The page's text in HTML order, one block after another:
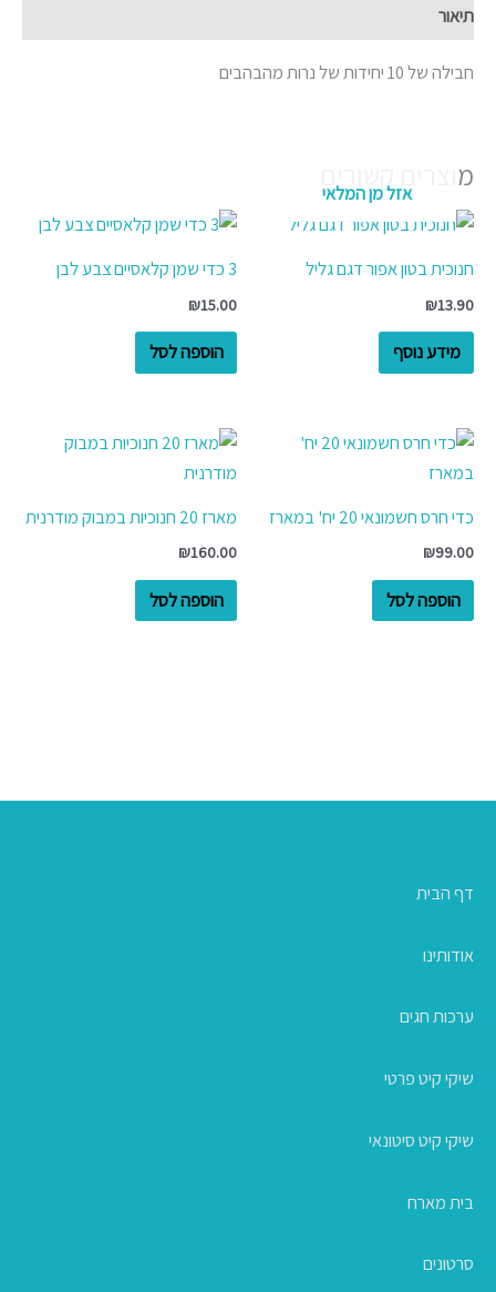
תיאור
חבילה של 10 יחידות של נרות מהבהבים
מוצרים קשורים
אזל מן המלאי
חנוכית בטון אפור דגם גליל
₪13.90
מידע נוסף
3 כדי שמן קלאסיים צבע לבן
₪15.00
הוספה לסל
כדי חרס חשמונאי 20 יח' במארז
₪99.00
הוספה לסל
מארז 20 חנוכיות במבוק מודרנית
₪160.00
הוספה לסל
דף הבית
אודותינו
ערכות חגים
שיקי קיט פרטי
שיקי קיט סיטונאי
בית מארח
סרטונים